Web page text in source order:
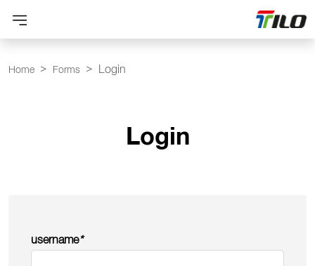
Home Forms Login
Login
username*